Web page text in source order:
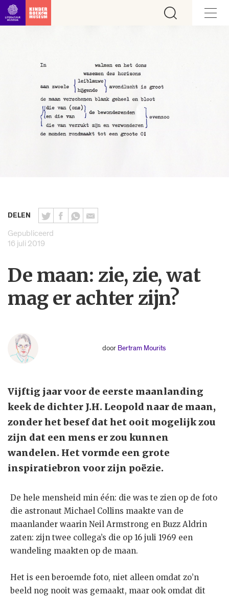
Ga direct naar inhoud
DELEN
Gepubliceerd
16 juli 2019
De maan: zie, zie, wat
mag er achter zijn?
door Bertram Mourits
Vijftig jaar voor de eerste maanlanding
keek de dichter J.H. Leopold naar de maan,
zonder het besef dat het ooit mogelijk zou
zijn dat een mens er zou kunnen
wandelen. Het vormde een grote
inspiratiebron voor zijn poëzie.
De hele mensheid min één: die was te zien op de foto
die astronaut Michael Collins maakte van de
maanlander waarin Neil Armstrong en Buzz Aldrin
zaten: zijn twee collega’s die op 16 juli 1969 een
wandeling maakten op de maan.
Het is een beroemde foto, niet alleen omdat zo’n
beeld nog nooit was gemaakt, maar ook omdat dit